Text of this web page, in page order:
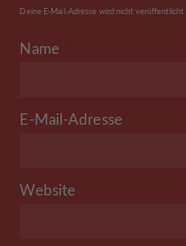
Deine E-Mail-Adresse wird nicht veröffentlicht.
Name
E-Mail-Adresse
Website